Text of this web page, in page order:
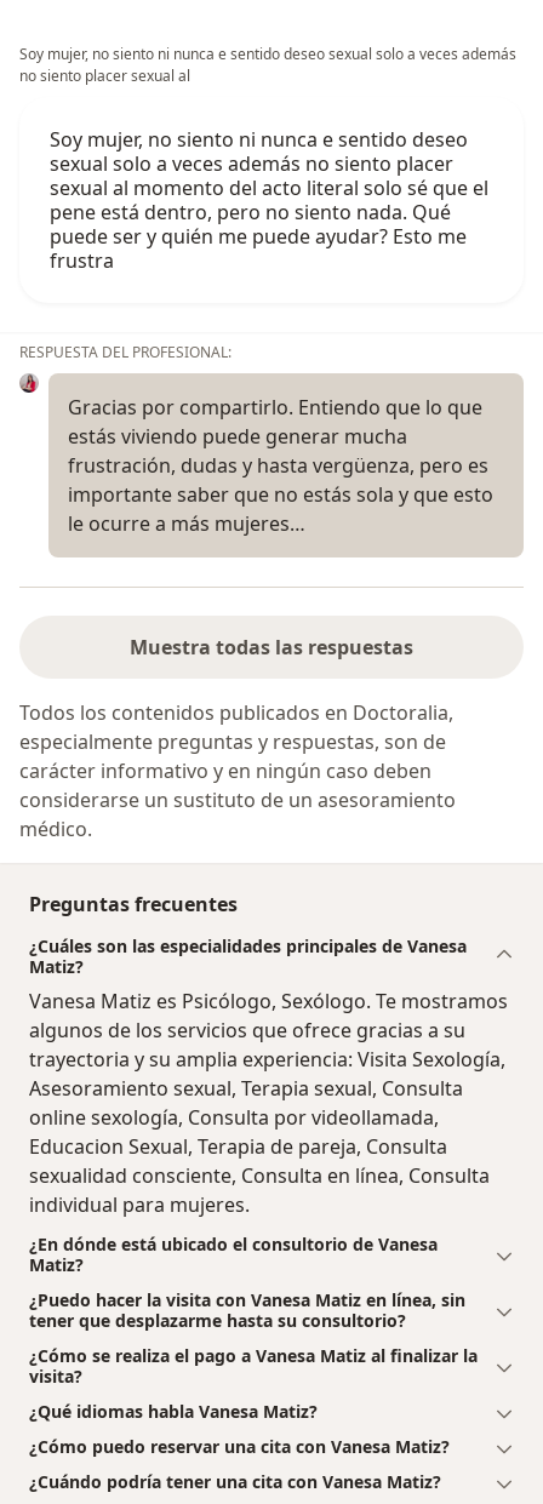
Soy mujer, no siento ni nunca e sentido deseo sexual solo a veces además
no siento placer sexual al
Soy mujer, no siento ni nunca e sentido deseo
sexual solo a veces además no siento placer
sexual al momento del acto literal solo sé que el
pene está dentro, pero no siento nada. Qué
puede ser y quién me puede ayudar? Esto me
frustra
RESPUESTA DEL PROFESIONAL:
Gracias por compartirlo. Entiendo que lo que
estás viviendo puede generar mucha
frustración, dudas y hasta vergüenza, pero es
importante saber que no estás sola y que esto
le ocurre a más mujeres…
Muestra todas las respuestas
Todos los contenidos publicados en Doctoralia,
especialmente preguntas y respuestas, son de
carácter informativo y en ningún caso deben
considerarse un sustituto de un asesoramiento
médico.
Preguntas frecuentes
¿Cuáles son las especialidades principales de Vanesa
Matiz?
Vanesa Matiz es Psicólogo, Sexólogo. Te mostramos
algunos de los servicios que ofrece gracias a su
trayectoria y su amplia experiencia: Visita Sexología,
Asesoramiento sexual, Terapia sexual, Consulta
online sexología, Consulta por videollamada,
Educacion Sexual, Terapia de pareja, Consulta
sexualidad consciente, Consulta en línea, Consulta
individual para mujeres.
¿En dónde está ubicado el consultorio de Vanesa
Matiz?
¿Puedo hacer la visita con Vanesa Matiz en línea, sin
tener que desplazarme hasta su consultorio?
¿Cómo se realiza el pago a Vanesa Matiz al finalizar la
visita?
¿Qué idiomas habla Vanesa Matiz?
¿Cómo puedo reservar una cita con Vanesa Matiz?
¿Cuándo podría tener una cita con Vanesa Matiz?